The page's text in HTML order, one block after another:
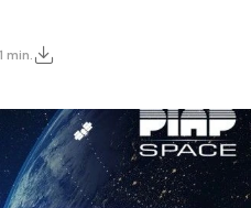
min.